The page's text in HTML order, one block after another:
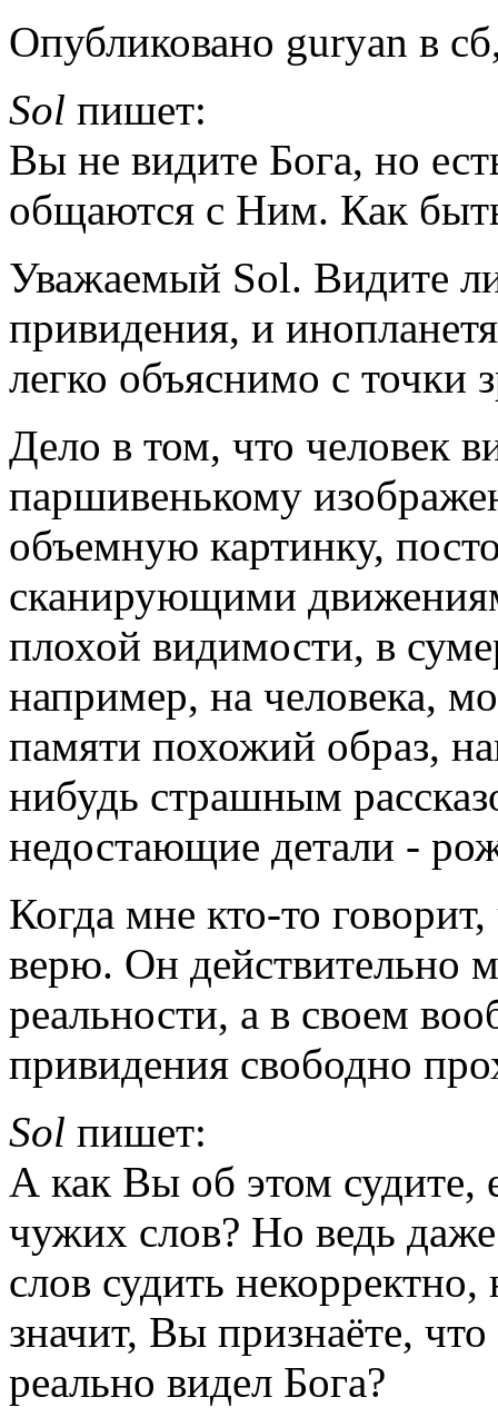
Опубликовано guryan в
Sol пишет:
Вы не видите Бога, но
общаются с Ним. Как
Уважаемый Sol. Видите
привидения, и
легко объяснимо с точки
Дело в том, что человек
паршивенькому
объемную картинку,
сканирующими
плохой видимости, в
например, на человека,
памяти похожий образ,
нибудь страшным
недостающие детали -
Когда мне кто-то
верю. Он действительно
реальности, а в своем
привидения свободно
Sol пишет:
А как Вы об этом судите,
чужих слов? Но ведь
слов судить
значит, Вы признаёте,
реально видел Бога?